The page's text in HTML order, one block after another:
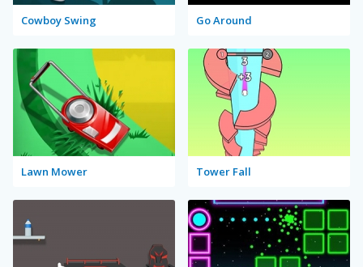
Cowboy Swing Go Around
Lawn Mower Tower Fall